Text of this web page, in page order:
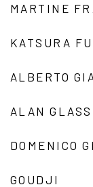
MARTINE
KATSURA
ALBERTO
ALAN GLASS
DOMENICO
GOUDJI